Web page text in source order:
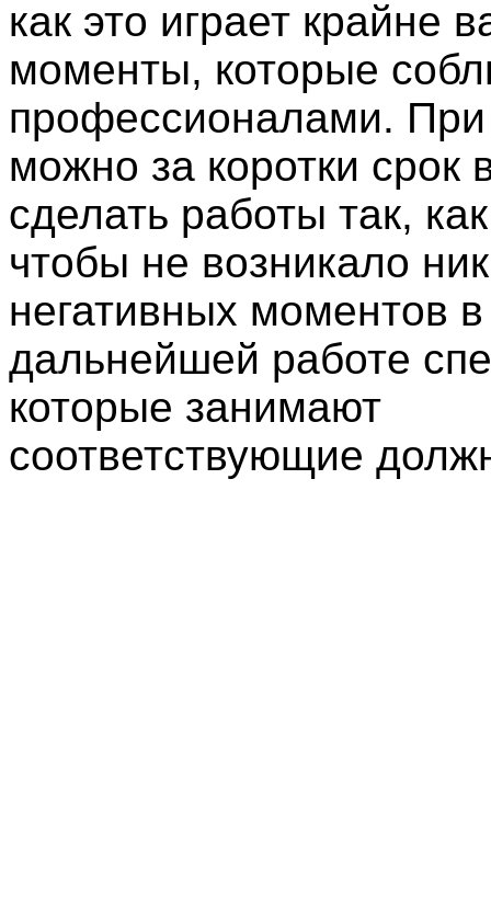
как это играет крайне
моменты, которые
профессионалами.
можно за коротки срок
сделать работы так,
чтобы не возникало
негативных моментов в
дальнейшей работе
которые занимают
соответствующие